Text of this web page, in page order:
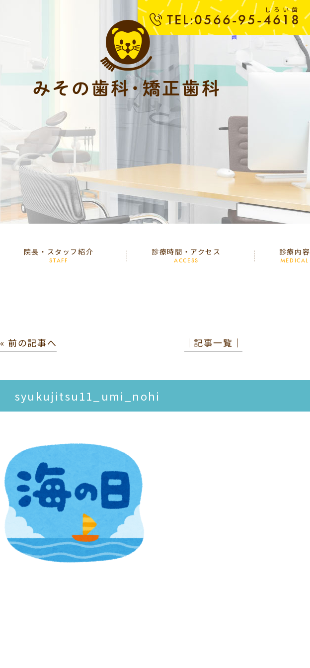
しろい歯
TEL:0566-95-4618
院長・スタッフ紹介
STAFF
診療時間・アクセス
ACCESS
診療内容
MEDICAL
« 前の記事へ │記事一覧│
syukujitsu11_umi_nohi